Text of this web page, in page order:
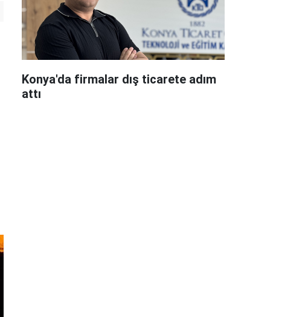
Konya'da firmalar dış ticarete adım
attı